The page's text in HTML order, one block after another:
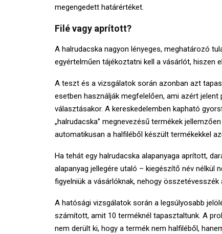
megengedett határértéket.
Filé vagy aprított?
A halrudacska nagyon lényeges, meghatározó
egyértelműen tájékoztatni kell a vásárlót, hiszen
A teszt és a vizsgálatok során azonban azt
esetben használják megfelelően, ami azért
választásakor. A kereskedelemben kapható
„halrudacska” megnevezésű termékek
automatikusan a halfiléből készült termékekkel
Ha tehát egy halrudacska alapanyaga aprított,
alapanyag jellegére utaló – kiegészítő név nélkül
figyelniük a vásárlóknak, nehogy
A hatósági vizsgálatok során a legsúlyosabb
számított, amit 10 terméknél tapasztaltunk. A
nem derült ki, hogy a termék nem halfiléből,